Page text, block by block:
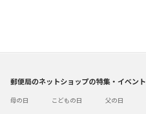
郵便局のネットショップの特集・イベント
母の日 こどもの日 父の日